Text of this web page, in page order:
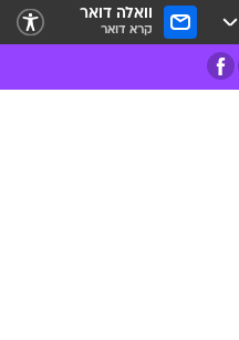
וואלה דואר
קרא דואר